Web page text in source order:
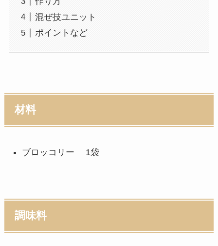
混ぜ技ユニット
ポイントなど
材料
ブロッコリー 1袋
調味料